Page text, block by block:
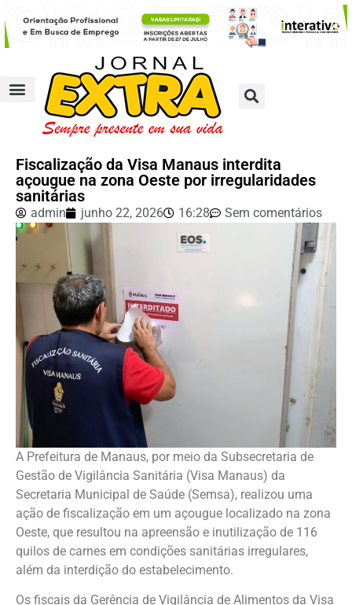
Fiscalização da Visa Manaus interdita
açougue na zona Oeste por irregularidades
sanitárias
admin junho 22, 2026 16:28 Sem comentários
A Prefeitura de Manaus, por meio da Subsecretaria de
Gestão de Vigilância Sanitária (Visa Manaus) da
Secretaria Municipal de Saúde (Semsa), realizou uma
ação de fiscalização em um açougue localizado na zona
Oeste, que resultou na apreensão e inutilização de 116
quilos de carnes em condições sanitárias irregulares,
além da interdição do estabelecimento.
Os fiscais da Gerência de Vigilância de Alimentos da Visa